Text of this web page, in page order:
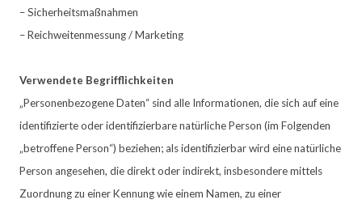
– Sicherheitsmaßnahmen
– Reichweitenmessung / Marketing
Verwendete Begrifflichkeiten
„Personenbezogene Daten“ sind alle Informationen, die sich auf eine
identifizierte oder identifizierbare natürliche Person (im Folgenden
„betroffene Person“) beziehen; als identifizierbar wird eine natürliche
Person angesehen, die direkt oder indirekt, insbesondere mittels
Zuordnung zu einer Kennung wie einem Namen, zu einer